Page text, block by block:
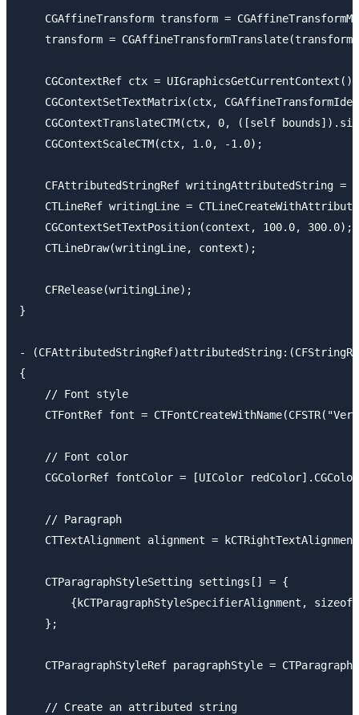
CGAffineTransform transform =
transform =
    CGContextRef ctx = UIGraphicsGetCurrentContext();
CGContextSetTextMatrix(ctx,
CGContextTranslateCTM(ctx, 0, ([self
    CGContextScaleCTM(ctx, 1.0, -1.0);
CFAttributedStringRef writingAttributedString =
CTLineRef writingLine =
    CGContextSetTextPosition(context, 100.0, 300.0);
    CTLineDraw(writingLine, context);
    CFRelease(writingLine);
}
-
{
    // Font style
CTFontRef font =
    // Font color
CGColorRef fontColor = [UIColor
    // Paragraph
CTTextAlignment alignment =
    CTParagraphStyleSetting settings[] = {
{kCTParagraphStyleSpecifierAlignment,
    };
CTParagraphStyleRef paragraphStyle =
    // Create an attributed string